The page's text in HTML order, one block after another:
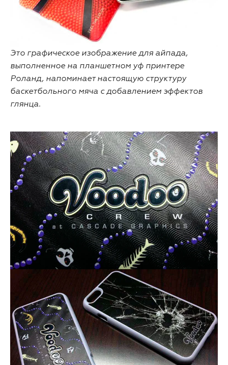
Это графическое изображение для айпада,
выполненное на планшетном уф принтере
Роланд, напоминает настоящую структуру
баскетбольного мяча с добавлением эффектов
глянца.